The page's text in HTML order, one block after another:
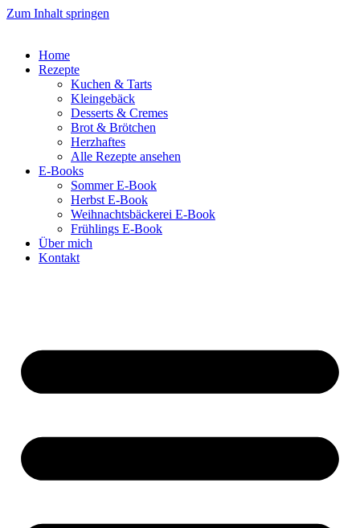
Zum Inhalt springen
Home
Rezepte
Kuchen & Tarts
Kleingebäck
Desserts & Cremes
Brot & Brötchen
Herzhaftes
Alle Rezepte ansehen
E-Books
Sommer E-Book
Herbst E-Book
Weihnachtsbäckerei E-Book
Frühlings E-Book
Über mich
Kontakt